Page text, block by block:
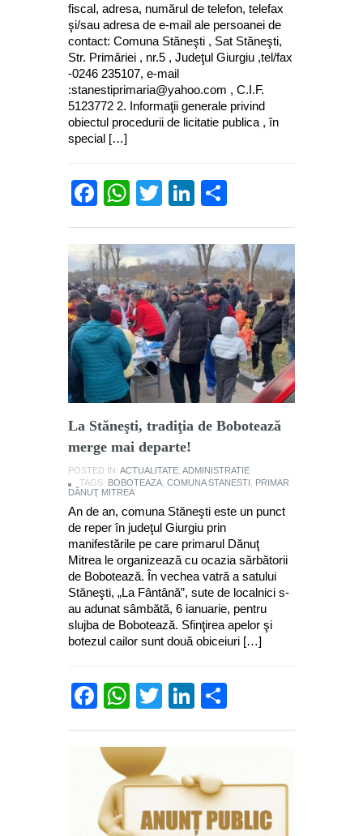
fiscal, adresa, numărul de telefon, telefax
şi/sau adresa de e-mail ale persoanei de
contact: Comuna Stăneşti , Sat Stăneşti,
Str. Primăriei , nr.5 , Judeţul Giurgiu ,tel/fax
-0246 235107, e-mail
:stanestiprimaria@yahoo.com , C.I.F.
5123772 2. Informaţii generale privind
obiectul procedurii de licitatie publica , în
special […]
Facebook
WhatsApp
TwitterLinkedIn
La Stăneşti, tradiţia de Bobotează
merge mai departe!
POSTED IN: ACTUALITATE ADMINISTRATIE
TAGS: BOBOTEAZA COMUNA STANESTI
PRIMAR
DĂNUŢ MITREA
An de an, comuna Stăneşti este un punct
de reper în judeţul Giurgiu prin
manifestările pe care primarul Dănuţ
Mitrea le organizează cu ocazia sărbătorii
de Bobotează. În vechea vatră a satului
Stăneşti, „La Fântână”, sute de localnici s-
au adunat sâmbătă, 6 ianuarie, pentru
slujba de Bobotează. Sfinţirea apelor şi
botezul cailor sunt două obiceiuri […]
Facebook
WhatsApp
TwitterLinkedIn